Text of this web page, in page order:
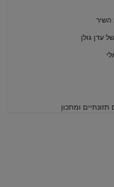
השיר
עדן גולן
ומתכון